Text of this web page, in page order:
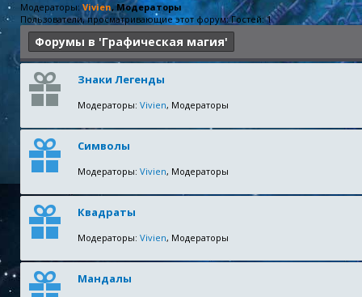
Модераторы: Vivien, Модераторы
Пользователи, просматривающие этот форум: Гостей: 1
Форумы в 'Графическая магия'
Знаки Легенды
Модераторы: Vivien, Модераторы
Символы
Модераторы: Vivien, Модераторы
Квадраты
Модераторы: Vivien, Модераторы
Мандалы